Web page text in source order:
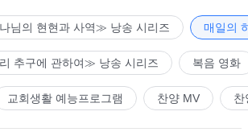
의 현현과 사역≫ 낭송 시리즈 매일의
추구에 관하여≫ 낭송 시리즈 복음 영화
교회생활 예능프로그램 찬양 MV 찬